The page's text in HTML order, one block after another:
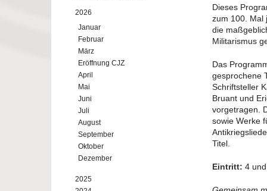
2026
Januar
Februar
März
Eröffnung CJZ
April
Mai
Juni
Juli
August
September
Oktober
Dezember
2025
Dieses
zum 100. Mal
die
Militarismus
Das
gesprochene
Schriftsteller
Bruant und
vorgetragen.
sowie Werke
Titel.
Eintritt: 4